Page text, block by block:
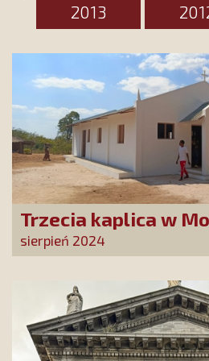
2013
Trzecia kaplica w
służy lokalnej
sierpień 2024